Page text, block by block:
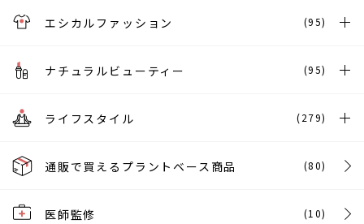
エシカルファッション (95)
ナチュラルビューティー (95)
ライフスタイル (279)
通販で買えるプラントベース商品 (80)
医師監修 (10)